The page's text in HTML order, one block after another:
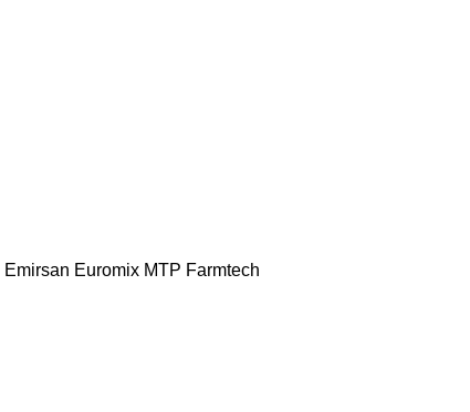
Emirsan Euromix MTP Farmtech